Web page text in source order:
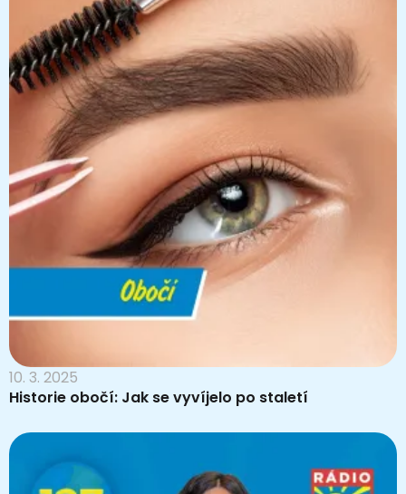
10. 3. 2025
Historie obočí: Jak se vyvíjelo po staletí